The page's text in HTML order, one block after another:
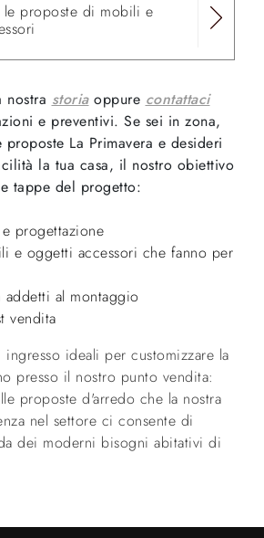
le proposte di mobili e
storiaoppure contattaci
e preventivi. Se sei in zona,
proposte La Primavera e desideri
la tua casa, il nostro obiettivo
tappe del progetto:
progettazione
e oggetti accessori che fanno per
addetti al montaggio
vendita
ideali per customizzare la
presso il nostro punto vendita:
proposte d'arredo che la nostra
nel settore ci consente di
dei moderni bisogni abitativi di